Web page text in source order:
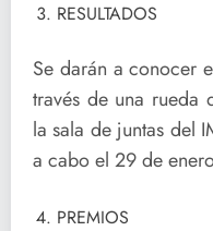
RESULTADOS
Se darán a conocer
través de una rueda
la sala de juntas del
a cabo el 29 de
PREMIOS